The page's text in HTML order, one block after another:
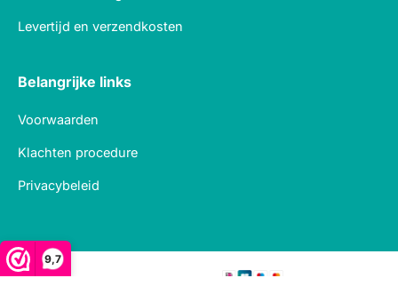
9,7
Levertijd en verzendkosten
Belangrijke links
Voorwaarden
Klachten procedure
Privacybeleid